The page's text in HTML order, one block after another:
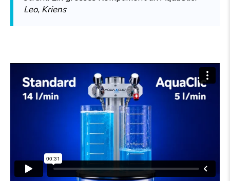
Leo, Kriens